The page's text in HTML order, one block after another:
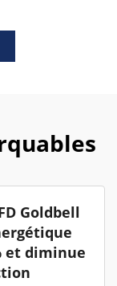
Goldbell
et diminue